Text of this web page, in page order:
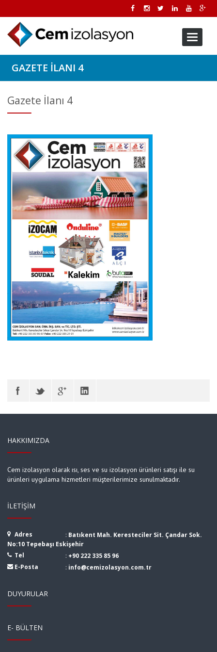
Toggle
GAZETE İLANI 4
Gazete İlanı 4
HAKKIMIZDA
Cem izolasyon olarak ısı, ses ve su izolasyon ürünleri satışı ile su
ürünleri uygulama hizmetleri müşterilerimize sunulmaktadır.
İLETIŞIM
Adres : Batıkent Mah. Keresteciler Sit. Çandar Sok.
No:10 Tepebaşı Eskişehir
Tel
: +90 222 335 85 96
E-Posta
: info@cemizolasyon.com.tr
DUYURULAR
E- BÜLTEN